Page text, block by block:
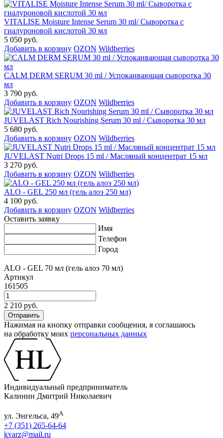
VITALISE Moisture Intense Serum 30 ml/ Сыворотка с
гиалуроновой кислотой 30 мл
5 050 руб.
Добавить в корзину OZON Wildberries
CALM DERM SERUM 30 ml / Успокаивающая сыворотка 30
мл
3 790 руб.
Добавить в корзину OZON Wildberries
JUVELAST Rich Nourishing Serum 30 ml / Сыворотка 30 мл
5 680 руб.
Добавить в корзину OZON Wildberries
JUVELAST Nutri Drops 15 ml / Масляный концентрат 15 мл
3 270 руб.
Добавить в корзину OZON Wildberries
ALO - GEL 250 мл (гель алоэ 250 мл)
4 100 руб.
Добавить в корзину OZON Wildberries
Оставить заявку
Имя
Телефон
Город
ALO - GEL 70 мл (гель алоэ 70 мл)
Артикул
161505
2 210 руб.
Нажимая на кнопку отправки сообщения, я соглашаюсь
на обработку моих персональных данных
Индивидуальный предприниматель
Калинин Дмитрий Николаевич
ул. Энгельса, 49А
+7 (351) 265-64-64
kvarz@mail.ru